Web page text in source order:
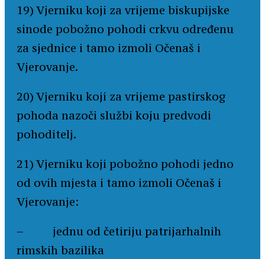
19) Vjerniku koji za vrijeme biskupijske
sinode pobožno pohodi crkvu određenu
za sjednice i tamo izmoli Očenaš i
Vjerovanje.
20) Vjerniku koji za vrijeme pastirskog
pohoda nazoči službi koju predvodi
pohoditelj.
21) Vjerniku koji pobožno pohodi jedno
od ovih mjesta i tamo izmoli Očenaš i
Vjerovanje:
– jednu od četiriju patrijarhalnih
rimskih bazilika